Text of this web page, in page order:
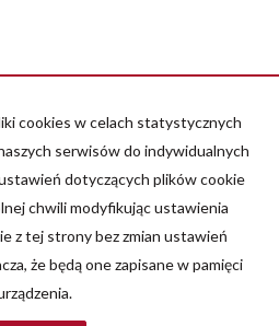
cookies w celach statystycznych
serwisów do indywidualnych
dotyczących plików cookie
chwili modyfikując ustawienia
z tej strony bez zmian ustawień
że będą one zapisane w pamięci